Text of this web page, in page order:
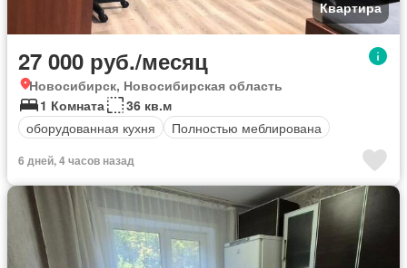
Квартира
27 000 руб./месяц
Новосибирск, Новосибирская область
1 Комната
36 кв.м
оборудованная кухня
Полностью меблирована
6 дней, 4 часов назад